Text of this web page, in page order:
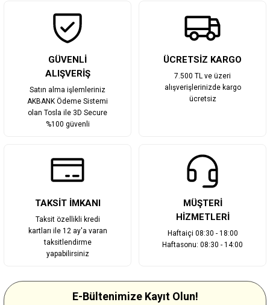
GÜVENLİ
ALIŞVERİŞ
Satın alma işlemleriniz
AKBANK Ödeme Sistemi
olan Tosla ile 3D Secure
%100 güvenli
ÜCRETSİZ KARGO
7.500 TL ve üzeri
alışverişlerinizde kargo
ücretsiz
TAKSİT İMKANI
Taksit özellikli kredi
kartları ile 12 ay'a varan
taksitlendirme
yapabilirsiniz
MÜŞTERİ
HİZMETLERİ
Haftaiçi 08:30 - 18:00
Haftasonu: 08:30 - 14:00
E-Bültenimize Kayıt Olun!